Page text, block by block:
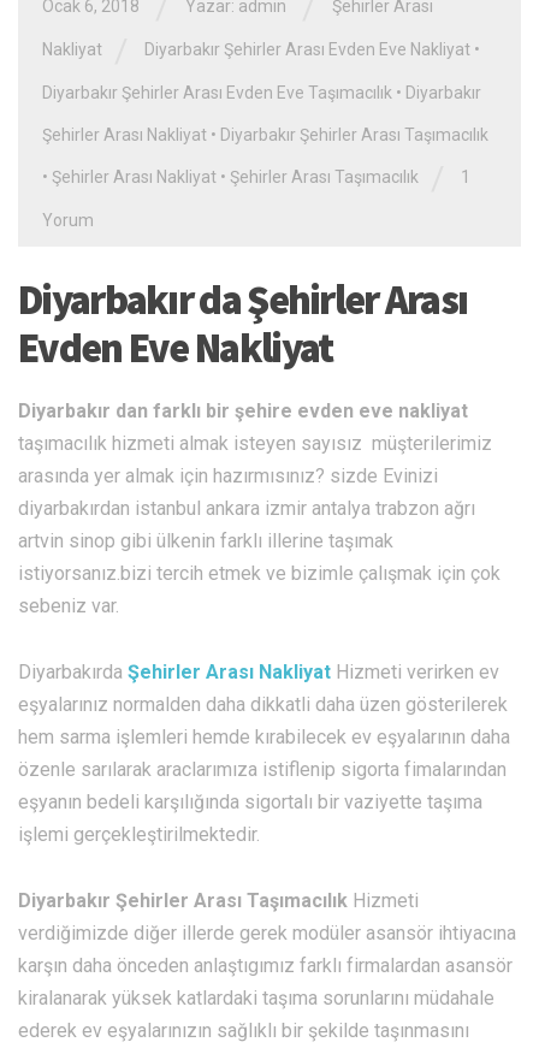
Ocak 6, 2018 Yazar: admin Şehirler Arası
Nakliyat Diyarbakır Şehirler Arası Evden Eve Nakliyat •
Diyarbakır Şehirler Arası Evden Eve Taşımacılık • Diyarbakır
Şehirler Arası Nakliyat • Diyarbakır Şehirler Arası Taşımacılık
• Şehirler Arası Nakliyat • Şehirler Arası Taşımacılık 1
Yorum
Diyarbakır da Şehirler Arası
Evden Eve Nakliyat
Diyarbakır dan farklı bir şehire evden eve nakliyat
taşımacılık hizmeti almak isteyen sayısız müşterilerimiz
arasında yer almak için hazırmısınız? sizde Evinizi
diyarbakırdan istanbul ankara izmir antalya trabzon ağrı
artvin sinop gibi ülkenin farklı illerine taşımak
istiyorsanız.bizi tercih etmek ve bizimle çalışmak için çok
sebeniz var.
Diyarbakırda Şehirler Arası Nakliyat Hizmeti verirken ev
eşyalarınız normalden daha dikkatli daha üzen gösterilerek
hem sarma işlemleri hemde kırabilecek ev eşyalarının daha
özenle sarılarak araclarımıza istiflenip sigorta fimalarından
eşyanın bedeli karşılığında sigortalı bir vaziyette taşıma
işlemi gerçekleştirilmektedir.
Diyarbakır Şehirler Arası Taşımacılık Hizmeti
verdiğimizde diğer illerde gerek modüler asansör ihtiyacına
karşın daha önceden anlaştıgımız farklı firmalardan asansör
kiralanarak yüksek katlardaki taşıma sorunlarını müdahale
ederek ev eşyalarınızın sağlıklı bir şekilde taşınmasını